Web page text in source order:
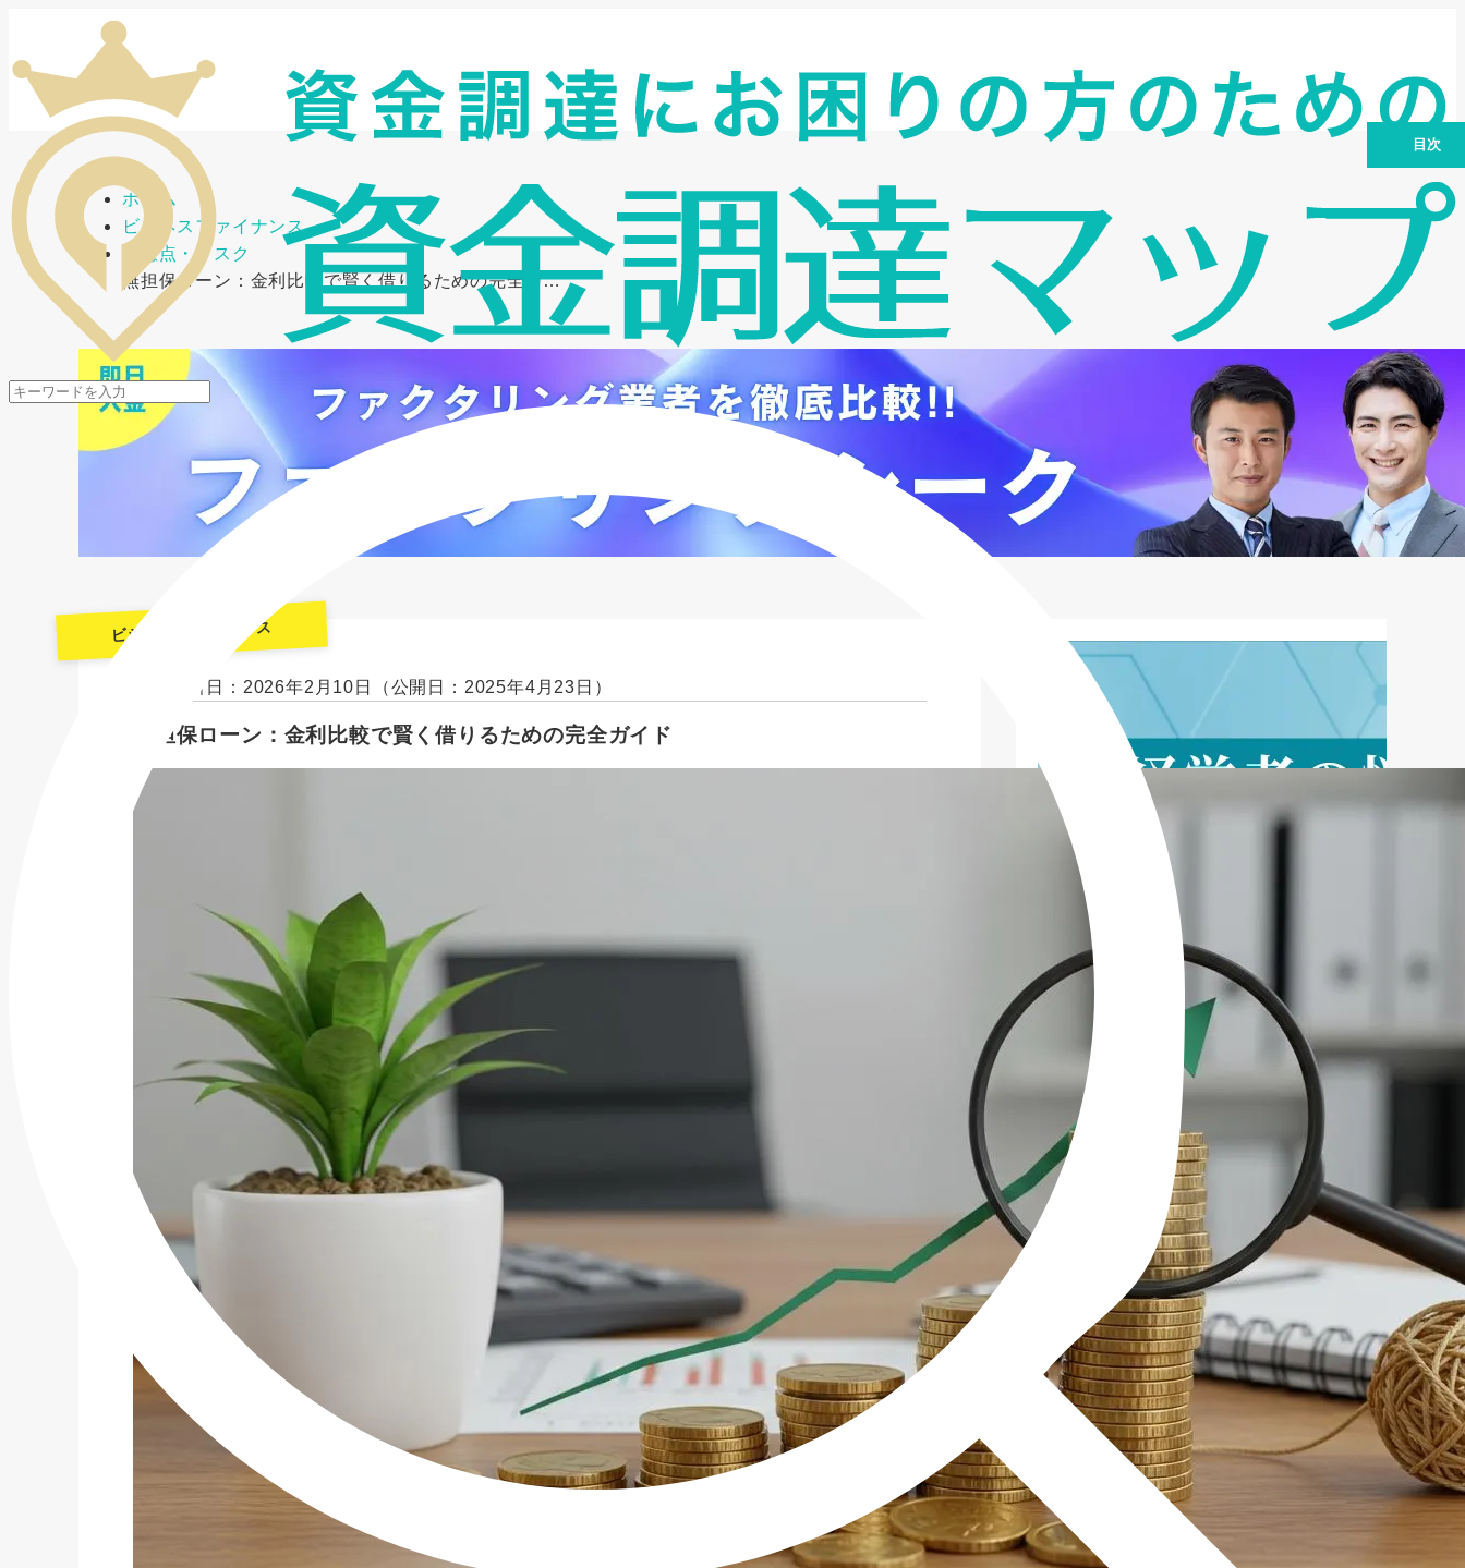
メニューを開閉
ホーム
ビジネスファイナンス
注意点・リスク
無担保ローン：金利比較で賢く借りるための完全ガ…
ビジネスファイナンス
最終更新日：2026年2月10日 （公開日：2025年4月23日）
無担保ローン：金利比較で賢く借りるための完全ガイド
目次
金利比較の重要性：総支払額を大きく左
右する
無担保ローンの審査：信用情報がカギ
連帯保証人なしで借りる：メリットと注
金利比較サイトの賢い活用法
無担保ローンの賢い選び方：目的、返済
計画、リスク管理
まとめ：無担保ローン金利比較で賢く借